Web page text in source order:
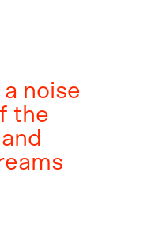
noise
the